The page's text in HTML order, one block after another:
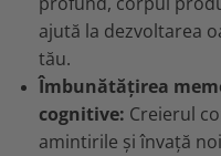
Sistem 6-9 Luni
Sistem Ieftin
Suport pentru Infasat
Scutece
SETURI
Plapuma si Perna
Set Pilota si Perna
Set Paturica si Perna
Set Cuverturi si Pernute
Personalizate
Roz
Ghiozdane Baieti
Saculeti
ajută la dezvoltarea
tău.
Îmbunătățirea
cognitive: Creierul
amintirile și învață